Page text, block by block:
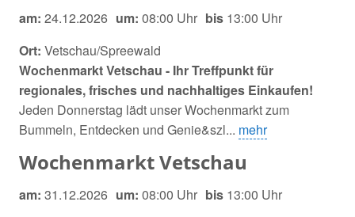
am: 24.12.2026 um: 08:00 Uhr bis 13:00 Uhr
Ort: Vetschau/Spreewald
Wochenmarkt Vetschau - Ihr Treffpunkt für
regionales, frisches und nachhaltiges Einkaufen!
Jeden Donnerstag lädt unser Wochenmarkt zum
Bummeln, Entdecken und Genie&szl... mehr
Wochenmarkt Vetschau
am: 31.12.2026 um: 08:00 Uhr bis 13:00 Uhr